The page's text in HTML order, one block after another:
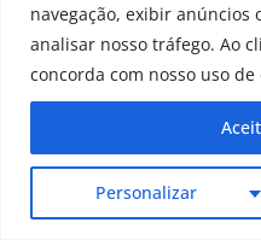
navegação, exibir anúncios
analisar nosso tráfego. Ao
concorda com nosso uso de
Personalizar
Sinais
que